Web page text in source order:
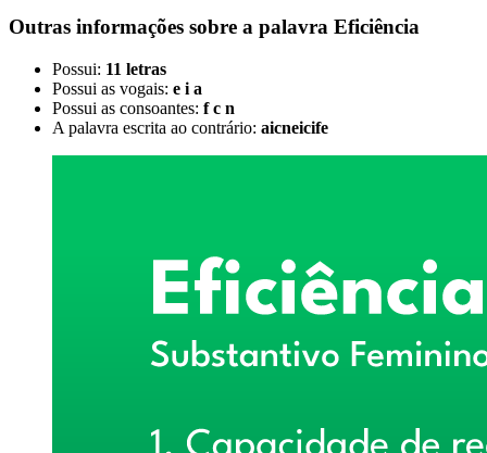
Outras informações sobre a palavra Eficiência
Possui: 11 letras
Possui as vogais: e i a
Possui as consoantes: f c n
A palavra escrita ao contrário: aicneicife